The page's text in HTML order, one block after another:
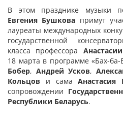
В этом празднике музыки
Евгения Бушкова примут
лауреаты международных
государственной
класса профессора
18 марта в программе «Бах-ба-
Бобер, Андрей Усков,
Кольцов и самаАнастасия
сопровождении
Республики Беларусь.